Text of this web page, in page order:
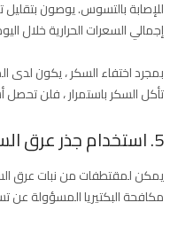
إجمالي السعرات الحرارية خلال
بمجرد اختفاء السكر ، يكون لدى
تأكل السكر باستمرار ، فلن
5. استخدام جذر عرق السوس :
مكافحة البكتيريا المسؤولة عن